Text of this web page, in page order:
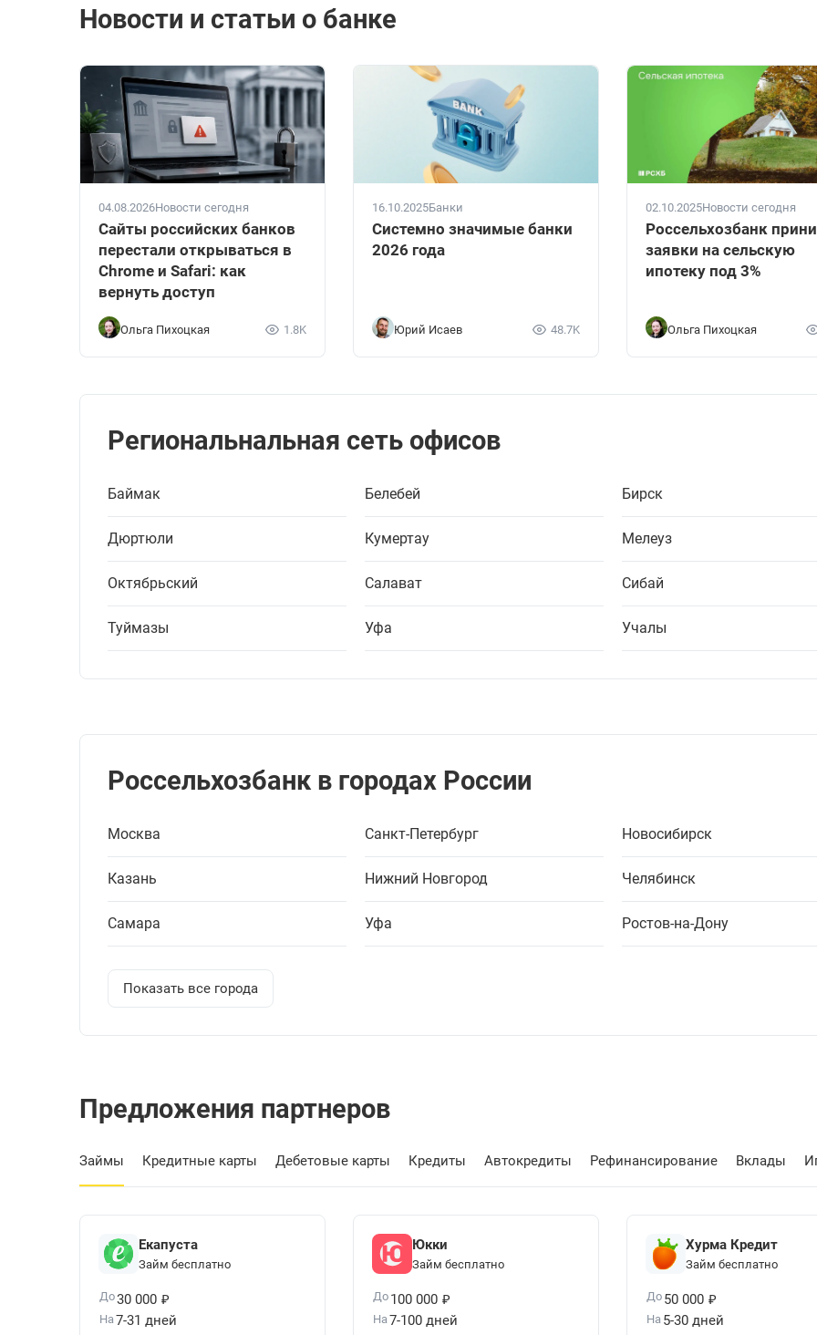
Новости и статьи о банке
04.08.2026Новости сегодня
Сайты российских банков
перестали открываться в
Chrome и Safari: как
вернуть доступ
Ольга Пихоцкая 1.8K
16.10.2025Банки
Системно значимые банки
2026 года
Юрий Исаев 48.7K
02.10.2025Новости сегодня
Россельхозбанк
заявки на сельскую
ипотеку под 3%
Ольга Пихоцкая
Региональнальная сеть офисов
Баймак Белебей Бирск
Дюртюли Кумертау Мелеуз
Октябрьский Салават Сибай
Туймазы Уфа Учалы
Россельхозбанк в городах России
Москва Санкт-Петербург Новосибирск
Казань Нижний Новгород Челябинск
Самара Уфа Ростов-на-Дону
Показать все города
Предложения партнеров
Займы Кредитные карты Дебетовые карты Кредиты Автокредиты Рефинансирование Вклады
Екапуста
Займ бесплатно
До30 000 ₽
На7-31 дней
Юкки
Займ бесплатно
До 100 000 ₽
На7-100 дней
Хурма Кредит
Займ бесплатно
До 50 000 ₽
На 5-30 дней